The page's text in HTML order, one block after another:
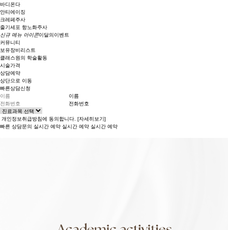
바디온다
안티에이징
크레페주사
줄기세포 항노화주사
신규 메뉴 아이콘이달의이벤트
커뮤니티
보유장비리스트
클래스원의 학술활동
시술가격
상담예약
상단으로 이동
빠른상담신청
이름
전화번호
개인정보취급방침에 동의합니다. [자세히보기]
빠른 상담문의 실시간 예약 실시간 예약 실시간 예약